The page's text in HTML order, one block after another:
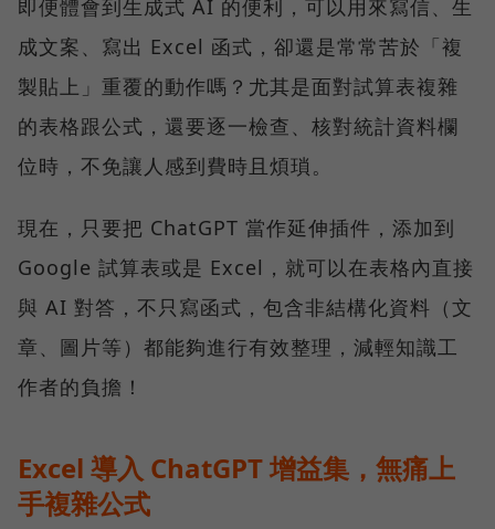
即便體會到生成式 AI 的便利，可以用來寫信、生
成文案、寫出 Excel 函式，卻還是常常苦於「複
製貼上」重覆的動作嗎？尤其是面對試算表複雜
的表格跟公式，還要逐一檢查、核對統計資料欄
位時，不免讓人感到費時且煩瑣。
現在，只要把 ChatGPT 當作延伸插件，添加到
Google 試算表或是 Excel，就可以在表格內直接
與 AI 對答，不只寫函式，包含非結構化資料（文
章、圖片等）都能夠進行有效整理，減輕知識工
作者的負擔！
Excel 導入 ChatGPT 增益集，無痛上
手複雜公式